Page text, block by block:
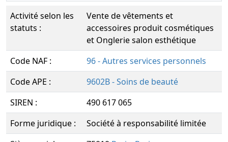
Activité selon les
statuts :
Vente de vêtements et
accessoires produit cosmétiques
et Onglerie salon esthétique
Code NAF :
96 - Autres services personnels
Code APE :
9602B - Soins de beauté
SIREN :
490 617 065
Forme juridique :
Société à responsabilité limitée